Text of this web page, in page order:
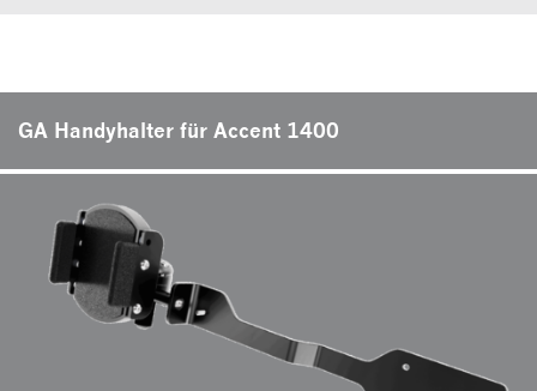
GA Handyhalter für Accent 1400